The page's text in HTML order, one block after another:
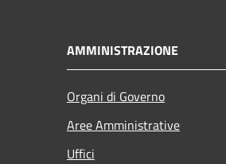
AMMINISTRAZIONE
Organi di Governo
Aree Amministrative
Uffici